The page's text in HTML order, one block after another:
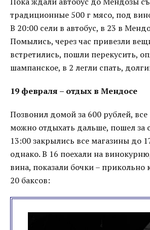
традиционные 500 г мясо, под
В 20:00 сели в автобус, в 23 в
Помылись, через час привезли
встретились, пошли перекусить,
шампанское, в 2 легли спать,
19 февраля – отдых в Мендосе
Позвонил домой за 600 рублей,
можно отдыхать дальше, пошел за
13:00 закрылись все магазины до
однако. В 16 поехали на
вина, показали бочки – прикольно
20 баксов: